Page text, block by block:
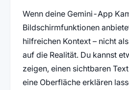
Wenn deine Gemini-App
Bildschirmfunktionen
hilfreichen Kontext – nicht
auf die Realität. Du kannst
zeigen, einen sichtbaren
eine Oberfläche erklären